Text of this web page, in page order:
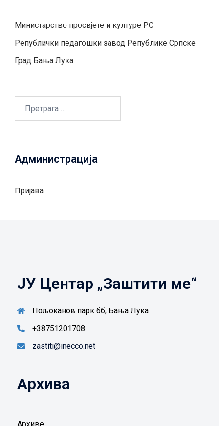
Министарство просвјете и културе РС
Републички педагошки завод Републике Српске
Град Бањa Лукa
Администрација
Пријава
ЈУ Центар „Заштити ме“
Пољоканов парк бб, Бања Лука
+38751201708
zastiti@inecco.net
Архива
Архиве